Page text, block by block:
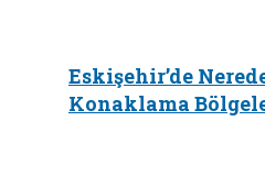
Eskişehir’de
Konaklama